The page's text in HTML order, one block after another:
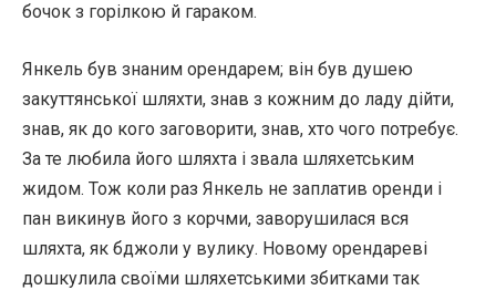
бочок з горілкою й гараком.
Янкель був знаним орендарем; він був душею
закуттянської шляхти, знав з кожним до ладу дійти,
знав, як до кого заговорити, знав, хто чого потребує.
За те любила його шляхта і звала шляхетським
жидом. Тож коли раз Янкель не заплатив оренди і
пан викинув його з корчми, заворушилася вся
шляхта, як бджоли у вулику. Новому орендареві
дошкулила своїми шляхетськими збитками так